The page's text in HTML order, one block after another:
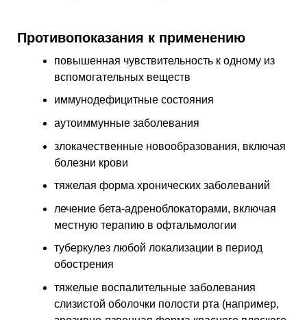
Противопоказания к применению
повышенная чувствительность к одному из
вспомогательных веществ
иммунодефицитные состояния
аутоиммунные заболевания
злокачественные новообразования, включая
болезни крови
тяжелая форма хронических заболеваний
лечение бета-адреноблокаторами, включая
местную терапию в офтальмологии
туберкулез любой локализации в период
обострения
тяжелые воспалительные заболевания
слизистой оболочки полости рта (например,